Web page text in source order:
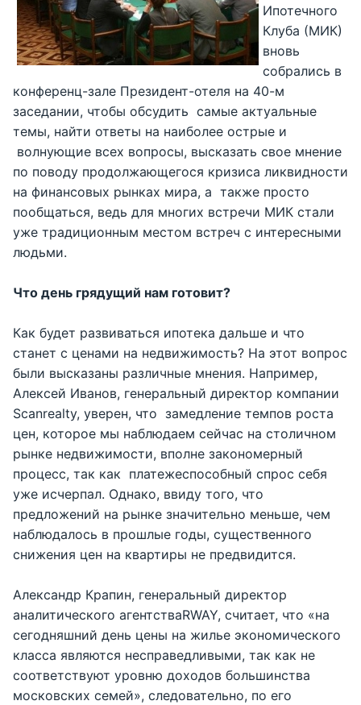
Ипотечного
Клуба (МИК)
вновь
собрались в
конференц-зале Президент-отеля на 40-м
заседании, чтобы обсудить самые актуальные
темы, найти ответы на наиболее острые и
волнующие всех вопросы, высказать свое мнение
по поводу продолжающегося кризиса ликвидности
на финансовых рынках мира, а также просто
пообщаться, ведь для многих встречи МИК стали
уже традиционным местом встреч с интересными
людьми.
Что день грядущий нам готовит?
Как будет развиваться ипотека дальше и что
станет с ценами на недвижимость? На этот вопрос
были высказаны различные мнения. Например,
Алексей Иванов, генеральный директор компании
Scanrealty, уверен, что замедление темпов роста
цен, которое мы наблюдаем сейчас на столичном
рынке недвижимости, вполне закономерный
процесс, так как платежеспособный спрос себя
уже исчерпал. Однако, ввиду того, что
предложений на рынке значительно меньше, чем
наблюдалось в прошлые годы, существенного
снижения цен на квартиры не предвидится.
Александр Крапин, генеральный директор
аналитического агентстваRWAY, считает, что «на
сегодняшний день цены на жилье экономического
класса являются несправедливыми, так как не
соответствуют уровню доходов большинства
московских семей», следовательно, по его